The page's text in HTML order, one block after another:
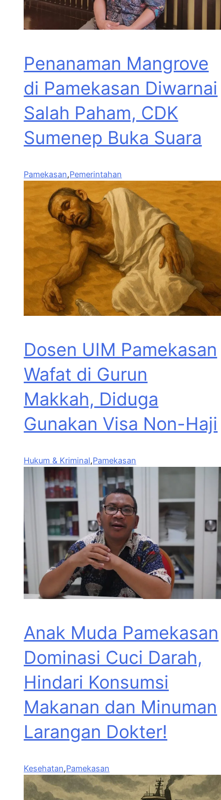
Penanaman Mangrove
di Pamekasan Diwarnai
Salah Paham, CDK
Sumenep Buka Suara
Pamekasan,Pemerintahan
Dosen UIM Pamekasan
Wafat di Gurun
Makkah, Diduga
Gunakan Visa Non-Haji
Hukum & Kriminal,Pamekasan
Anak Muda Pamekasan
Dominasi Cuci Darah,
Hindari Konsumsi
Makanan dan Minuman
Larangan Dokter!
Kesehatan,Pamekasan